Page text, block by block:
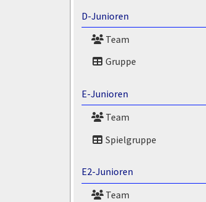
D-Junioren
Team
Gruppe
E-Junioren
Team
Spielgruppe
E2-Junioren
Team